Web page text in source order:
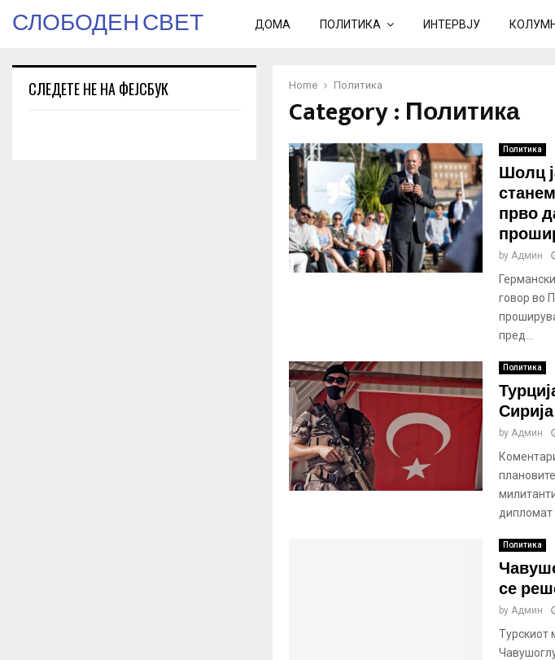
СЛОБОДЕН СВЕТ ДОМА ПОЛИТИКА ИНТЕРВЈУ
Home Политика
Category : Политика
Политика
Шолц
прво
by Админ
говор во
пред...
Политика
by Админ
дипломат
Политика
се
by Админ
Турскиот
СЛЕДЕТЕ НЕ НА ФЕЈСБУК